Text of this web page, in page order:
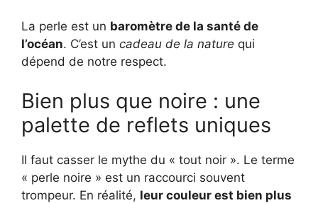
La perle est un baromètre de la santé de
l’océan. C’est un cadeau de la nature qui
dépend de notre respect.
Bien plus que noire : une
palette de reflets uniques
Il faut casser le mythe du « tout noir ». Le terme
« perle noire » est un raccourci souvent
trompeur. En réalité, leur couleur est bien plus